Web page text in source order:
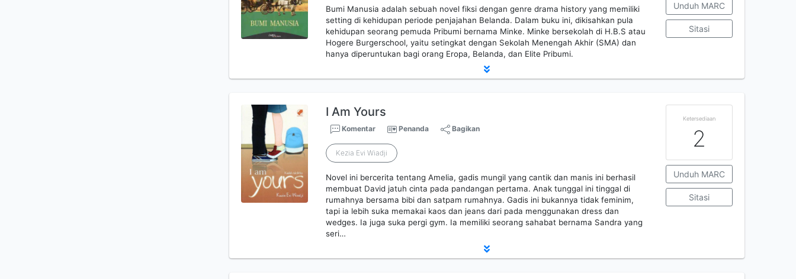
Bumi Manusia adalah sebuah novel fiksi dengan genre drama history yang memiliki
setting di kehidupan periode penjajahan Belanda. Dalam buku ini, dikisahkan pula
kehidupan seorang pemuda Pribumi bernama Minke. Minke bersekolah di H.B.S atau
Hogere Burgerschool, yaitu setingkat dengan Sekolah Menengah Akhir (SMA) dan
hanya diperuntukan bagi orang Eropa, Belanda, dan Elite Pribumi.
Unduh MARC
Sitasi
I Am Yours
Komentar Penanda Bagikan
Kezia Evi Wiadji
Novel ini bercerita tentang Amelia, gadis mungil yang cantik dan manis ini berhasil
membuat David jatuh cinta pada pandangan pertama. Anak tunggal ini tinggal di
rumahnya bersama bibi dan satpam rumahnya. Gadis ini bukannya tidak feminim,
tapi ia lebih suka memakai kaos dan jeans dari pada menggunakan dress dan
wedges. Ia juga suka pergi gym. Ia memiliki seorang sahabat bernama Sandra yang
seri…
Ketersediaan
2
Unduh MARC
Sitasi